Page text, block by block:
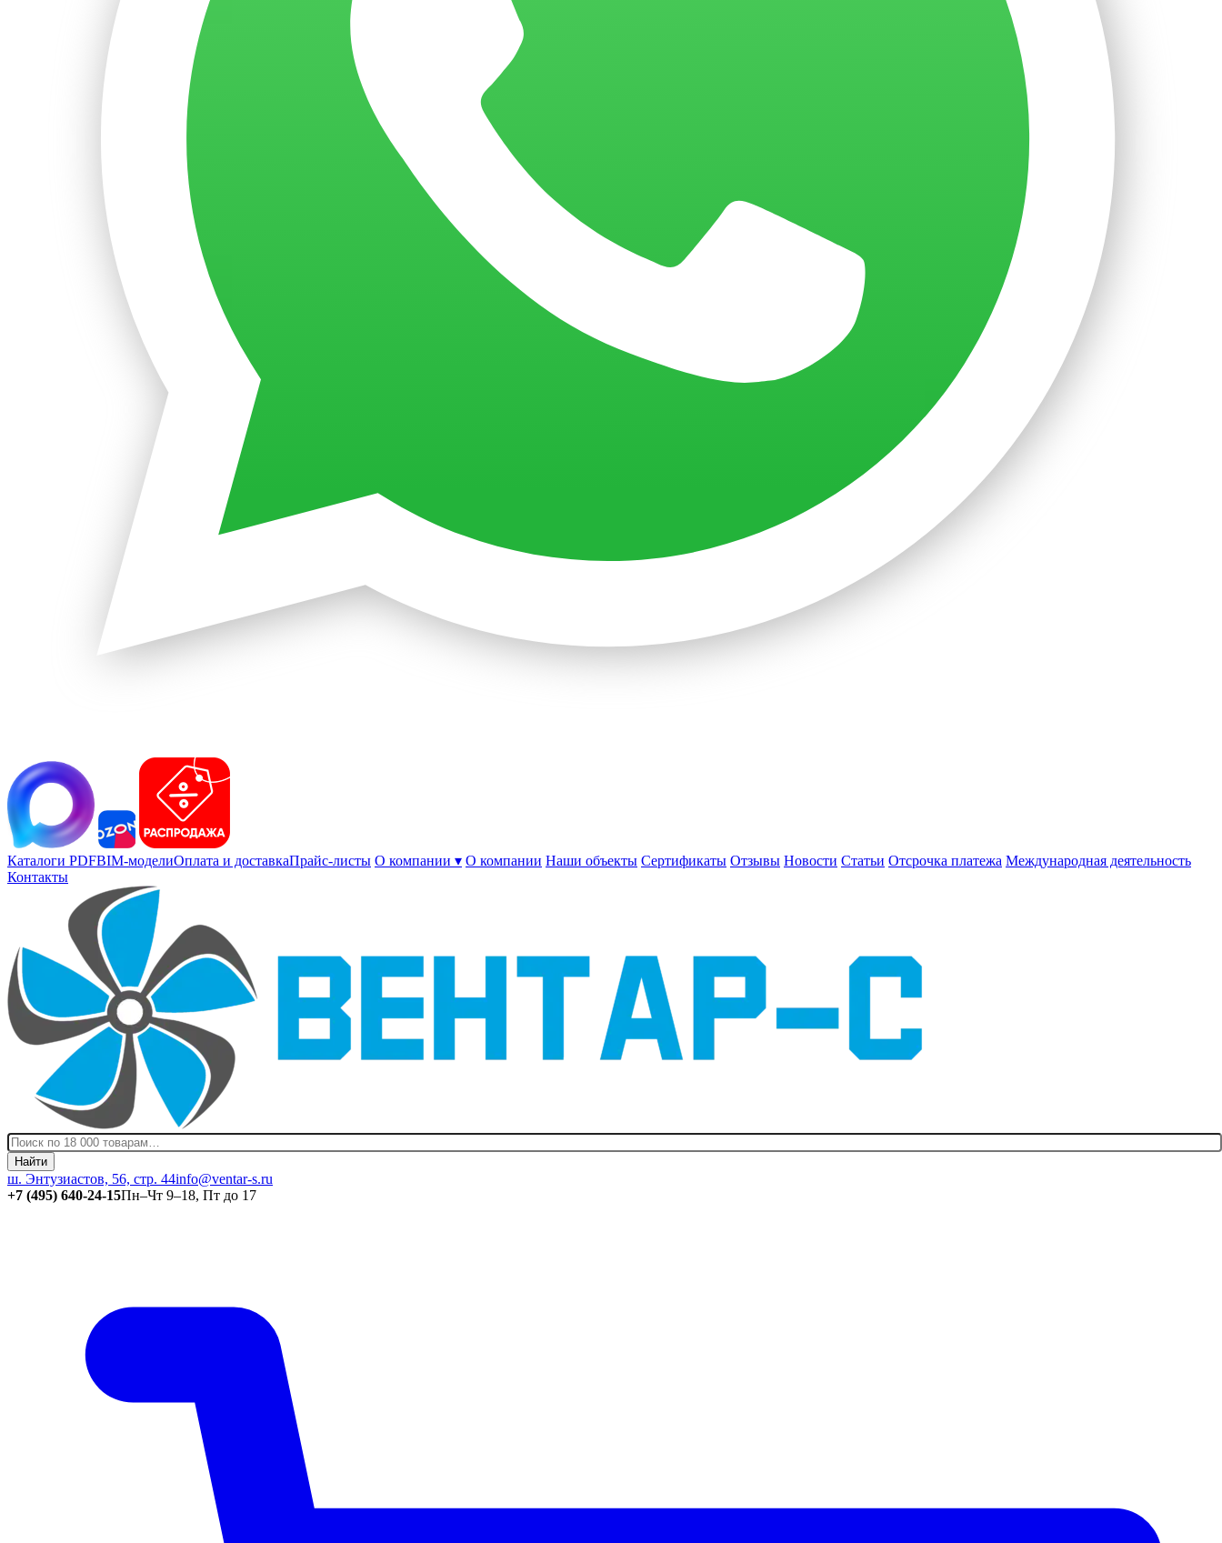
Каталоги PDFBIM-моделиОплата и доставкаПрайс-листы О компании ▾ О компании Наши объекты Сертификаты Отзывы Новости Статьи Отсрочка платежа Международная деятельность
Контакты
Найти
ш. Энтузиастов, 56, стр. 44info@ventar-s.ru
+7 (495) 640-24-15Пн–Чт 9–18, Пт до 17